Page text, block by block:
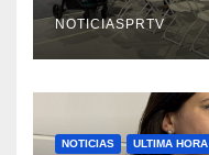
NOTICIASPRTV
NOTICIAS ULTIMA HORA